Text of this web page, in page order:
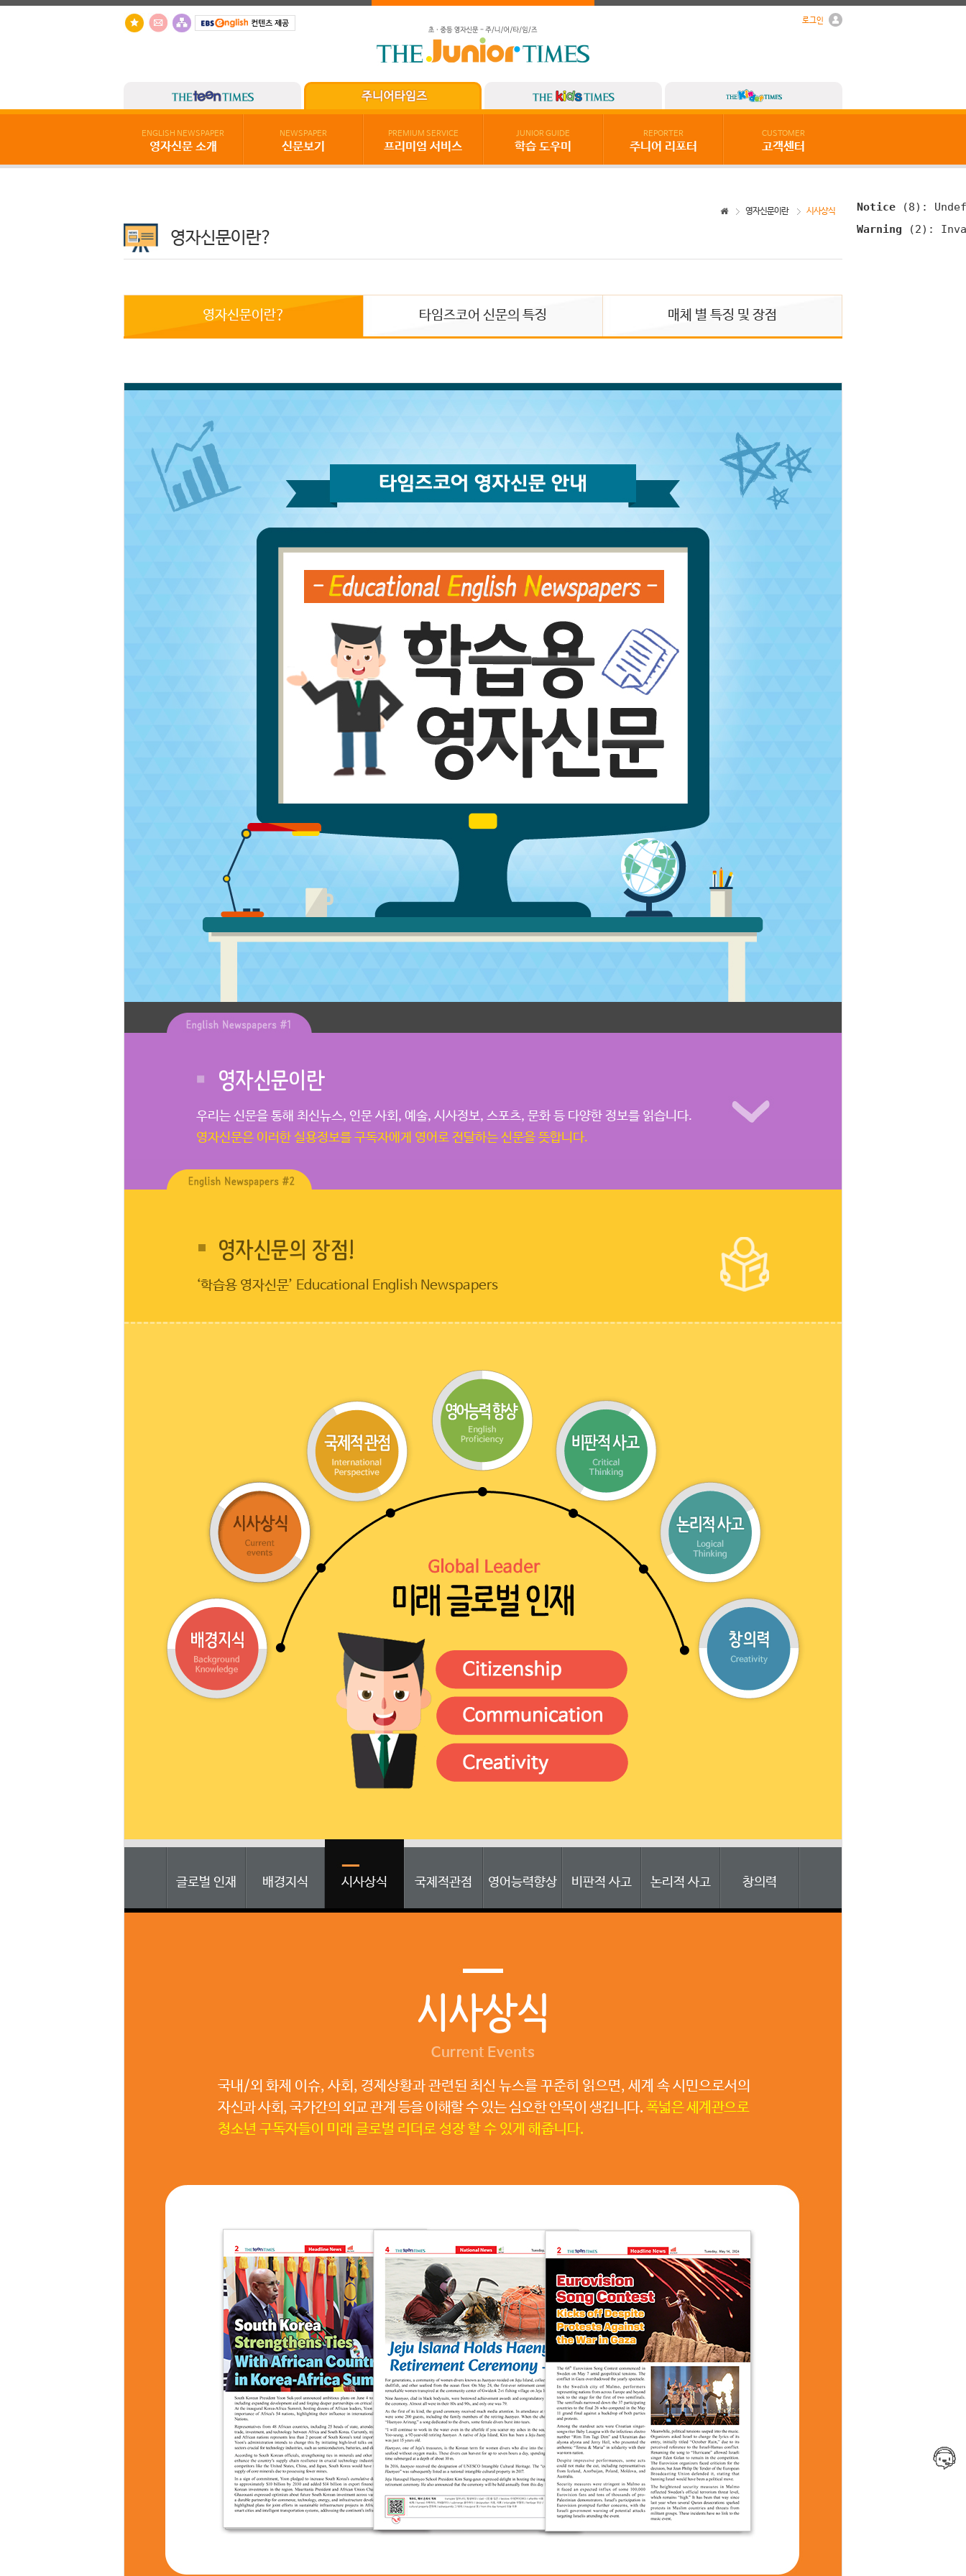
로그인
ENGLISH NEWSPAPER
영자신문 소개
NEWSPAPER
신문보기
PREMIUM SERVICE
프리미엄 서비스
JUNIOR GUIDE
학습 도우미
REPORTER
주니어 리포터
CUSTOMER
고객센터
Notice (8) :
Warning (2) :
시사상식
영자신문이란
영자신문이란?
영자신문이란? 타임즈코어 신문의 특징 매체 별 특징 및 장점
영자신문이란
우리는 신문을 통해 최신뉴스, 인문 사회, 예술, 시사정보, 스포츠, 문화 등 다양한 정보를 읽습니다.
영자신문은 이러한 실용정보를 구독자에게 영어로 전달하는 신문을 뜻합니다.
영자신문의 장점!
‘학습용 영자신문’ Educational English Newspapers
글로벌 인재 배경지식 시사상식 국제적관점 영어능력향상 비판적 사고 논리적 사고 창의력
시사상식
Current Events
국내/외 화제 이슈, 사회, 경제상황과 관련된 최신 뉴스를 꾸준히 읽으면, 세계 속 시민으로서의
자신과 사회, 국가간의 외교 관계 등을 이해할 수 있는 심오한 안목이 생깁니다. 폭넓은 세계관으로
청소년 구독자들이 미래 글로벌 리더로 성장 할 수 있게 해줍니다.